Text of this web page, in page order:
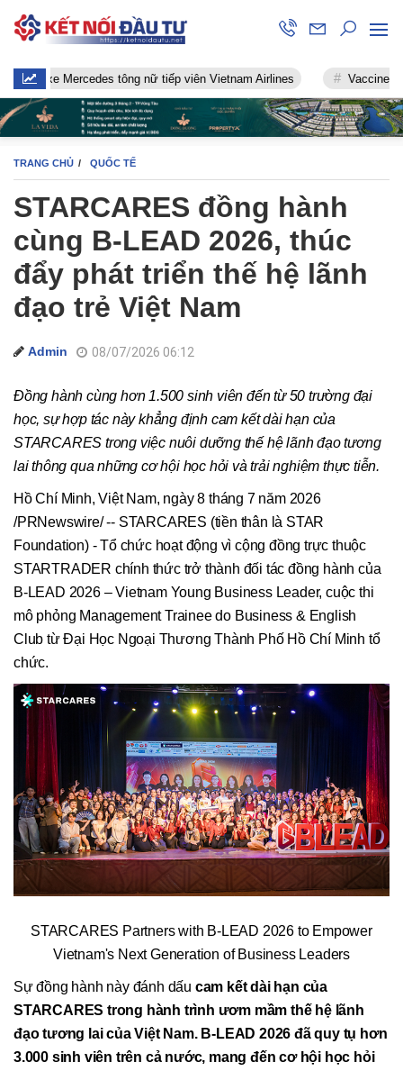
Mercedes tông nữ tiếp viên Vietnam Airlines Vaccine chống
TRANG CHỦ QUỐC TẾ
STARCARES đồng hành
cùng B-LEAD 2026, thúc
đẩy phát triển thế hệ lãnh
đạo trẻ Việt Nam
Admin 08/07/2026 06:12
Đồng hành cùng hơn 1.500 sinh viên đến từ 50 trường đại
học, sự hợp tác này khẳng định cam kết dài hạn của
STARCARES trong việc nuôi dưỡng thế hệ lãnh đạo tương
lai thông qua những cơ hội học hỏi và trải nghiệm thực tiễn.
Hồ Chí Minh, Việt Nam, ngày 8 tháng 7 năm 2026
/PRNewswire/ -- STARCARES (tiền thân là STAR
Foundation) - Tổ chức hoạt động vì cộng đồng trực thuộc
STARTRADER chính thức trở thành đối tác đồng hành của
B-LEAD 2026 – Vietnam Young Business Leader, cuộc thi
mô phỏng Management Trainee do Business & English
Club từ Đại Học Ngoại Thương Thành Phố Hồ Chí Minh tổ
chức.
STARCARES Partners with B-LEAD 2026 to Empower
Vietnam's Next Generation of Business Leaders
Sự đồng hành này đánh dấu cam kết dài hạn của
STARCARES trong hành trình ươm mầm thế hệ lãnh
đạo tương lai của Việt Nam. B-LEAD 2026 đã quy tụ hơn
3.000 sinh viên trên cả nước, mang đến cơ hội học hỏi